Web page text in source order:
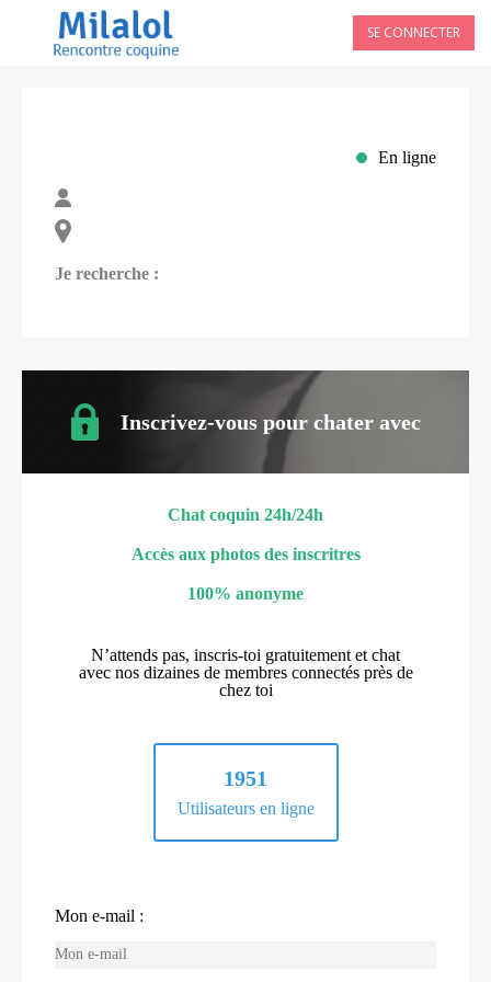
SE CONNECTER
En ligne
Je recherche :
Inscrivez-vous pour chater avec
Chat coquin 24h/24h
Accès aux photos des inscritres
100% anonyme
N’attends pas, inscris-toi gratuitement et chat
avec nos dizaines de membres connectés près de
chez toi
1951
Utilisateurs en ligne
Mon e-mail :